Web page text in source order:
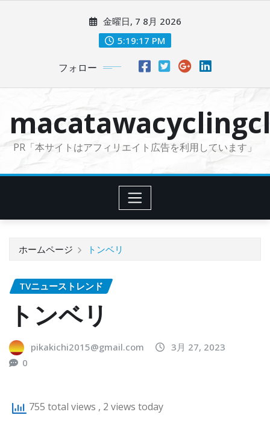
に
金曜日, 7 8月 2026
5:19:18 PM
フォロー
PR「本サイトはアフィリエイト広告を利用しています」
ホームページ トンベリ
TVニューストレンド
トンベリ
pikakichi2015@gmail.com
3月 27, 2023
0
755 total views , 2 views today